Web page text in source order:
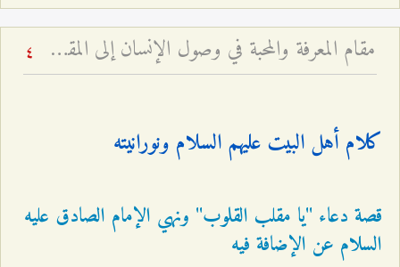
مقام المعرفة والمحبة في وصول الإنسان إلى المقصد - لماذا الحب شفيع الإنسان إلى الله لا العبادة؟ 4
كلام أهل البيت عليهم السلام ونورانيته
قصة دعاء "يا مقلب القلوب" ونهي الإمام الصادق عليه
السلام عن الإضافة فيه